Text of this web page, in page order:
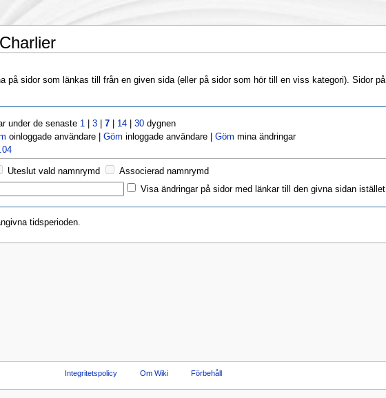
på sidor som länkas till från en given sida (eller på sidor som hör till en viss kategori). Sidor på
under de senaste 1 |3 |7 14 |30 dygnen
oinloggade användare |Göm inloggade användare |Göm mina ändringar
Uteslut vald namnrymd
Associerad namnrymd
Visa ändringar på sidor med länkar till den givna sidan istället
tidsperioden.
Integritetspolicy Om Wiki Förbehåll